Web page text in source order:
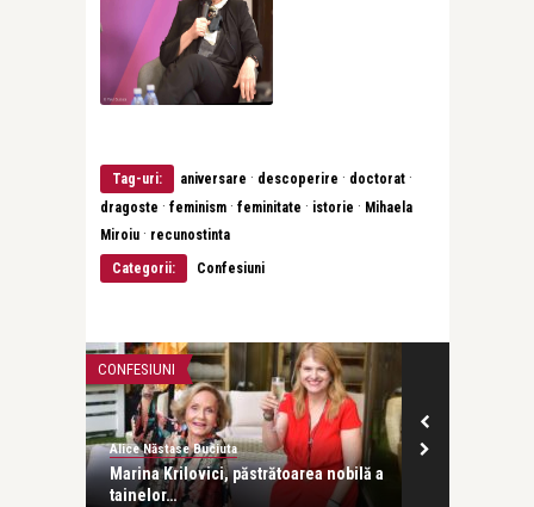
Tag-uri: aniversare · descoperire · doctorat ·
dragoste · feminism · feminitate · istorie · Mihaela
Miroiu · recunostinta
Categorii:
Confesiuni
CONFESIUNI
Alice Năstase Buciuta
Marina Krilovici, păstrătoarea nobilă a
tainelor…